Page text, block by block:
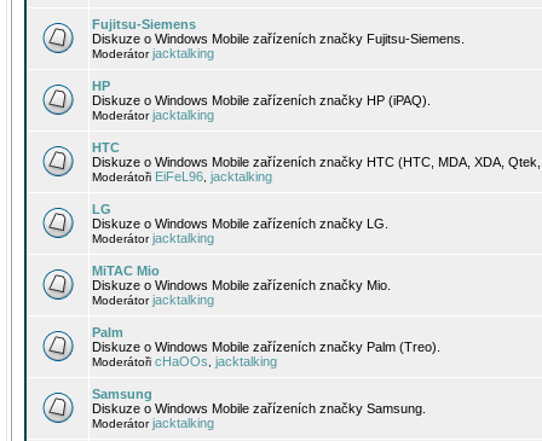
Fujitsu-Siemens
Diskuze o Windows Mobile zařízeních značky Fujitsu-Siemens.
Moderátorjacktalking
HP
Diskuze o Windows Mobile zařízeních značky HP (iPAQ).
Moderátorjacktalking
HTC
Diskuze o Windows Mobile zařízeních značky HTC (HTC, MDA, XDA,
Moderátoři EiFeL96 jacktalking
LG
Diskuze o Windows Mobile zařízeních značky LG.
Moderátorjacktalking
MiTAC Mio
Diskuze o Windows Mobile zařízeních značky Mio.
Moderátorjacktalking
Palm
Diskuze o Windows Mobile zařízeních značky Palm (Treo).
Moderátoři cHaOOs jacktalking
Samsung
Diskuze o Windows Mobile zařízeních značky Samsung.
Moderátorjacktalking